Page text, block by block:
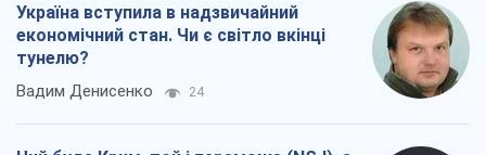
Україна вступила в надзвичайний
економічний стан. Чи є світло вкінці
тунелю?
Вадим Денисенко 24